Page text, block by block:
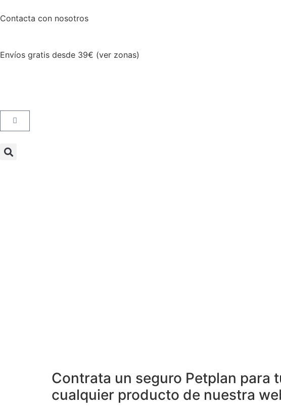
Contacta con nosotros
Envíos gratis desde 39€ (ver zonas)
Contrata un seguro Petplan para
cualquier producto de nuestra